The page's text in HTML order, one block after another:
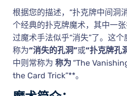
根据您的描述，“扑克牌中间洞
个经典的扑克牌魔术，其中一
过魔术手法似乎“消失”了。这
称为“消失的孔洞”或“扑克牌孔
中则常称为 称为 “The
the Card Trick”**。